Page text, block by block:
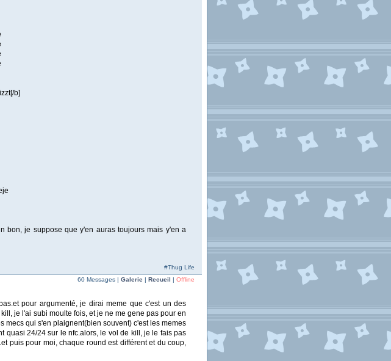
b]
bon, je suppose que y'en auras toujours mais y'en a
#Thug Life
60 Messages | Galerie | Recueil | Offline
pour argumenté, je dirai meme que c'est un des
je l'ai subi moulte fois, et je ne me gene pas pour en
mecs qui s'en plaignent(bien souvent) c'est les memes
quasi 24/24 sur le nfc.alors, le vol de kill, je le fais pas
puis pour moi, chaque round est différent et du coup,